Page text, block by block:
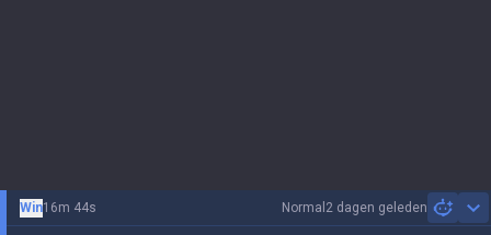
Normal 2 dagen geleden
Win16m 44s